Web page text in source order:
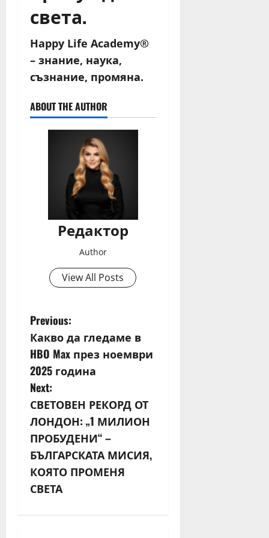
света.
Happy Life Academy®
– знание, наука,
съзнание, промяна.
ABOUT THE AUTHOR
Редактор
Author
View All Posts
P
o
s
t
n
a
v
i
Previous:
Какво да гледаме в
HBO Max през ноември
2025 година
Next:
СВЕТОВЕН РЕКОРД ОТ
ЛОНДОН: „1 МИЛИОН
ПРОБУДЕНИ“ –
БЪЛГАРСКАТА МИСИЯ,
КОЯТО ПРОМЕНЯ
СВЕТА